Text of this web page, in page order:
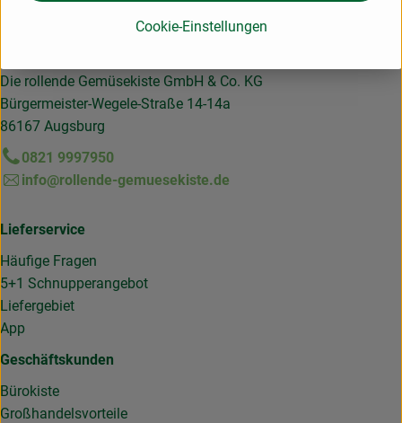
Die rollende Gemüsekiste GmbH & Co. KG
Bürgermeister-Wegele-Straße 14-14a
86167 Augsburg
0821 9997950
info@rollende-gemuesekiste.de
Lieferservice
Häufige Fragen
5+1 Schnupperangebot
Liefergebiet
App
Geschäftskunden
Bürokiste
Großhandelsvorteile
Cookie-Einstellungen